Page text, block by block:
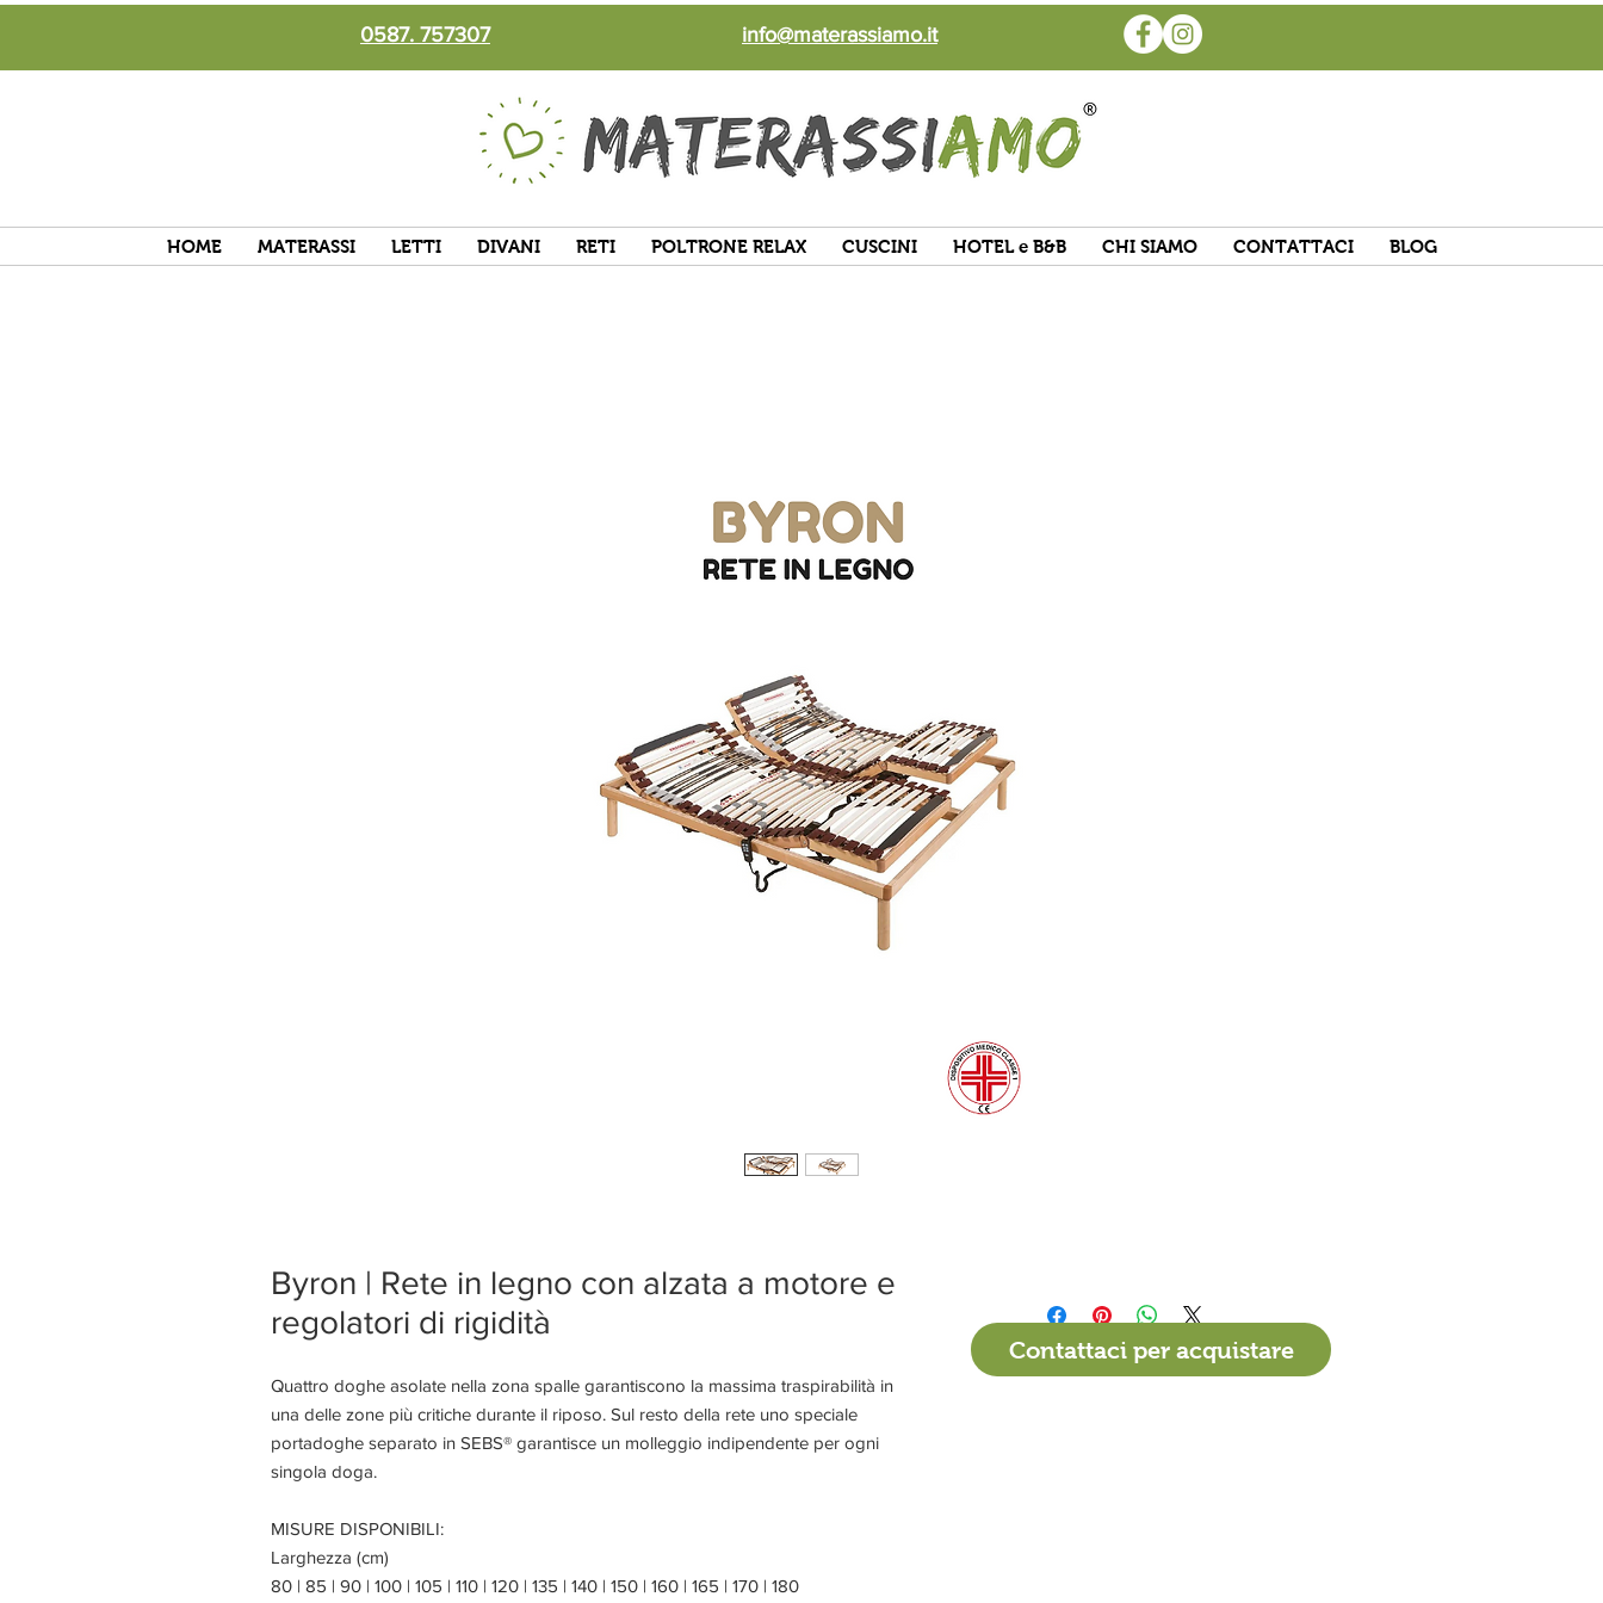
0587. 757307 info@materassiamo.it
HOME MATERASSI LETTI DIVANI RETI POLTRONE RELAX CUSCINI HOTEL e B&B CHI SIAMO CONTATTACI BLOG
Byron | Rete in legno con alzata a motore e
regolatori di rigidità
Quattro doghe asolate nella zona spalle garantiscono la massima traspirabilità in
una delle zone più critiche durante il riposo. Sul resto della rete uno speciale
portadoghe separato in SEBS® garantisce un molleggio indipendente per ogni
singola doga.
MISURE DISPONIBILI:
Larghezza (cm)
80 | 85 | 90 | 100 | 105 | 110 | 120 | 135 | 140 | 150 | 160 | 165 | 170 | 180
Contattaci per acquistare